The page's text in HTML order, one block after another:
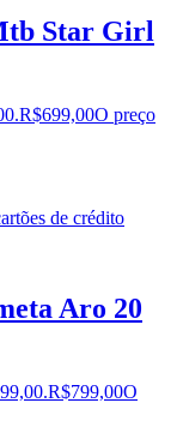
Star Girl
R$699,00O preço
de crédito
Aro 20
R$799,00O